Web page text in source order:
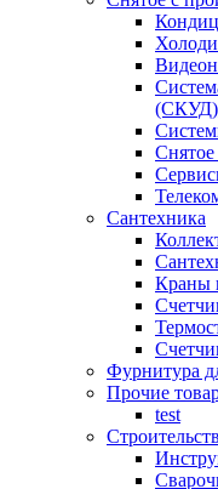
Снятое
Сантехника
Краны
Фурнитура
Прочие
test